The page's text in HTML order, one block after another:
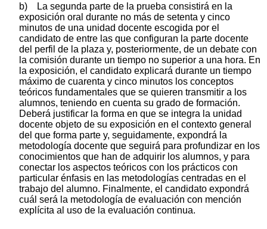
b) La segunda parte de la prueba consistirá en la
exposición oral durante no más de setenta y cinco
minutos de una unidad docente escogida por el
candidato de entre las que configuran la parte docente
del perfil de la plaza y, posteriormente, de un debate con
la comisión durante un tiempo no superior a una hora. En
la exposición, el candidato explicará durante un tiempo
máximo de cuarenta y cinco minutos los conceptos
teóricos fundamentales que se quieren transmitir a los
alumnos, teniendo en cuenta su grado de formación.
Deberá justificar la forma en que se integra la unidad
docente objeto de su exposición en el contexto general
del que forma parte y, seguidamente, expondrá la
metodología docente que seguirá para profundizar en los
conocimientos que han de adquirir los alumnos, y para
conectar los aspectos teóricos con los prácticos con
particular énfasis en las metodologías centradas en el
trabajo del alumno. Finalmente, el candidato expondrá
cuál será la metodología de evaluación con mención
explícita al uso de la evaluación continua.